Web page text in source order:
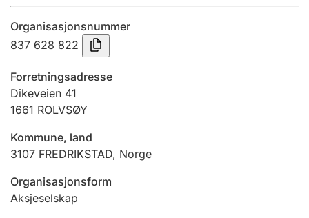
Innsending og forsinkelsesgebyr
Jeger
Ektepaktveileder
Organisasjonsnummer
837 628 822
Forretningsadresse
Dikeveien 41
1661 ROLVSØY
Kommune, land
3107 FREDRIKSTAD, Norge
Organisasjonsform
Aksjeselskap